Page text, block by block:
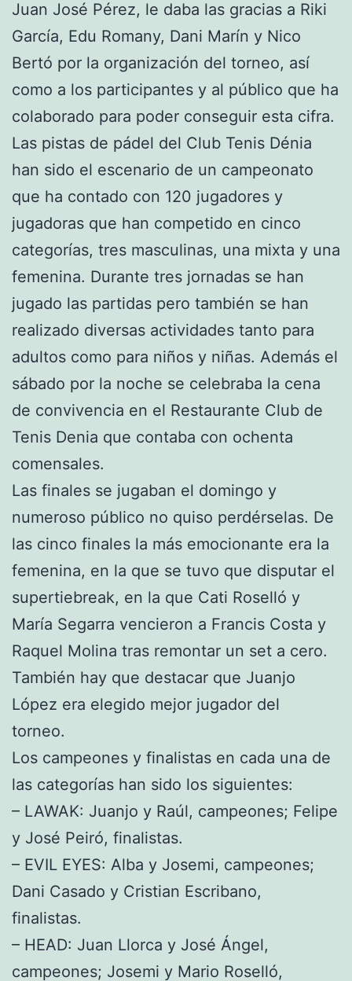
Juan José Pérez, le daba las gracias a Riki
García, Edu Romany, Dani Marín y Nico
Bertó por la organización del torneo, así
como a los participantes y al público que ha
colaborado para poder conseguir esta cifra.
Las pistas de pádel del Club Tenis Dénia
han sido el escenario de un campeonato
que ha contado con 120 jugadores y
jugadoras que han competido en cinco
categorías, tres masculinas, una mixta y una
femenina. Durante tres jornadas se han
jugado las partidas pero también se han
realizado diversas actividades tanto para
adultos como para niños y niñas. Además el
sábado por la noche se celebraba la cena
de convivencia en el Restaurante Club de
Tenis Denia que contaba con ochenta
comensales.
Las finales se jugaban el domingo y
numeroso público no quiso perdérselas. De
las cinco finales la más emocionante era la
femenina, en la que se tuvo que disputar el
supertiebreak, en la que Cati Roselló y
María Segarra vencieron a Francis Costa y
Raquel Molina tras remontar un set a cero.
También hay que destacar que Juanjo
López era elegido mejor jugador del
torneo.
Los campeones y finalistas en cada una de
las categorías han sido los siguientes:
– LAWAK: Juanjo y Raúl, campeones; Felipe
y José Peiró, finalistas.
– EVIL EYES: Alba y Josemi, campeones;
Dani Casado y Cristian Escribano,
finalistas.
– HEAD: Juan Llorca y José Ángel,
campeones; Josemi y Mario Roselló,